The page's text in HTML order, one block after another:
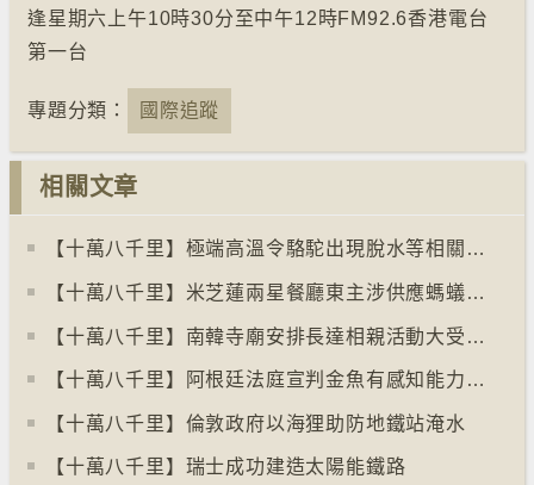
逢星期六上午10時30分至中午12時FM92.6香港電台
第一台
專題分類： 國際追蹤
相關文章
【十萬八千里】極端高溫令駱駝出現脫水等相關疾病
【十萬八千里】米芝蓮兩星餐廳東主涉供應螞蟻菜式 檢方求囚一年
【十萬八千里】南韓寺廟安排長達相親活動大受歡迎
【十萬八千里】阿根廷法庭宣判金魚有感知能力須從壽司店移走
【十萬八千里】倫敦政府以海狸助防地鐵站淹水
【十萬八千里】瑞士成功建造太陽能鐵路